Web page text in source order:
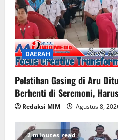
DAERAH
Pelatihan Gasing di Aru
Berhenti di Seremoni,
Redaksi MIM Agustus 8,
2 minutes read